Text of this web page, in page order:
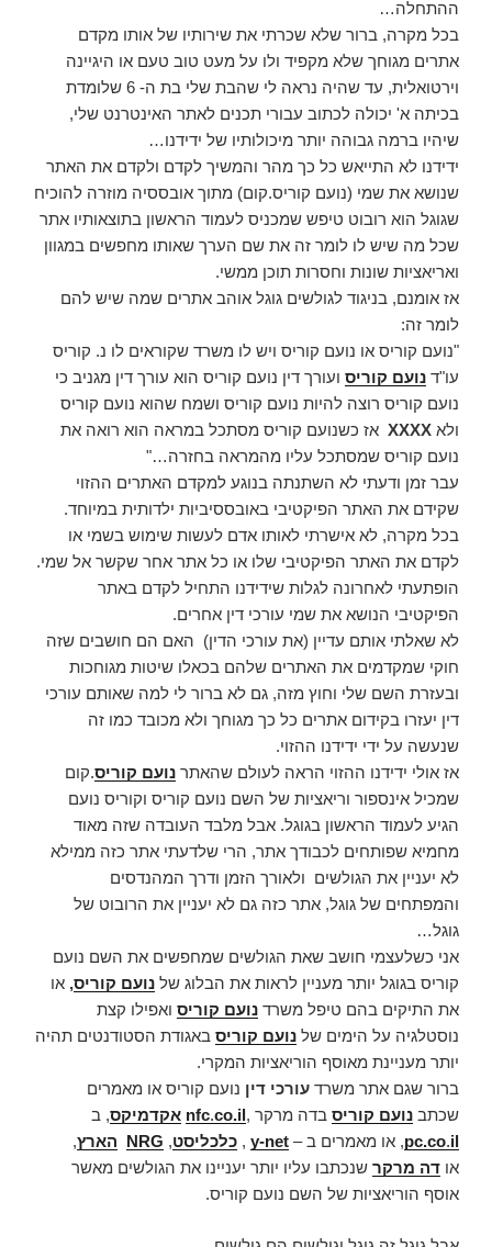
ההתחלה…
בכל מקרה, ברור שלא שכרתי את שירותיו של אותו מקדם
אתרים מגוחך שלא מקפיד ולו על מעט טוב טעם או היגיינה
וירטואלית, עד שהיה נראה לי שהבת שלי בת ה- 6 שלומדת
בכיתה א' יכולה לכתוב עבורי תכנים לאתר האינטרנט שלי,
שיהיו ברמה גבוהה יותר מיכולותיו של ידידנו…
ידידנו לא התייאש כל כך מהר והמשיך לקדם ולקדם את האתר
שנושא את שמי (נועם קוריס.קום) מתוך אובססיה מוזרה להוכיח
שגוגל הוא רובוט טיפש שמכניס לעמוד הראשון בתוצאותיו אתר
שכל מה שיש לו לומר זה את שם הערך שאותו מחפשים במגוון
ואריאציות שונות וחסרות תוכן ממשי.
אז אומנם, בניגוד לגולשים גוגל אוהב אתרים שמה שיש להם
לומר זה:
"נועם קוריס או נועם קוריס ויש לו משרד שקוראים לו נ. קוריס
עו"ד נועם קוריס ועורך דין נועם קוריס הוא עורך דין מגניב כי
נועם קוריס רוצה להיות נועם קוריס ושמח שהוא נועם קוריס
ולא XXXX אז כשנועם קוריס מסתכל במראה הוא רואה את
נועם קוריס שמסתכל עליו מהמראה בחזרה…"
עבר זמן ודעתי לא השתנתה בנוגע למקדם האתרים ההזוי
שקידם את האתר הפיקטיבי באובססיביות ילדותית במיוחד.
בכל מקרה, לא אישרתי לאותו אדם לעשות שימוש בשמי או
לקדם את האתר הפיקטיבי שלו או כל אתר אחר שקשר אל שמי.
הופתעתי לאחרונה לגלות שידידנו התחיל לקדם באתר
הפיקטיבי הנושא את שמי עורכי דין אחרים.
לא שאלתי אותם עדיין (את עורכי הדין) האם הם חושבים שזה
חוקי שמקדמים את האתרים שלהם בכאלו שיטות מגוחכות
ובעזרת השם שלי וחוץ מזה, גם לא ברור לי למה שאותם עורכי
דין יעזרו בקידום אתרים כל כך מגוחך ולא מכובד כמו זה
שנעשה על ידי ידידנו ההזוי.
אז אולי ידידנו ההזוי הראה לעולם שהאתר נועם קוריס.קום
שמכיל אינספור וריאציות של השם נועם קוריס וקוריס נועם
הגיע לעמוד הראשון בגוגל. אבל מלבד העובדה שזה מאוד
מחמיא שפותחים לכבודך אתר, הרי שלדעתי אתר כזה ממילא
לא יעניין את הגולשים ולאורך הזמן ודרך המהנדסים
והמפתחים של גוגל, אתר כזה גם לא יעניין את הרובוט של
גוגל…
אני כשלעצמי חושב שאת הגולשים שמחפשים את השם נועם
קוריס בגוגל יותר מעניין לראות את הבלוג של נועם קוריס, או
את התיקים בהם טיפל משרד נועם קוריס ואפילו קצת
נוסטלגיה על הימים של נועם קוריס באגודת הסטודנטים תהיה
יותר מעניינת מאוסף הוריאציות המקרי.
ברור שגם אתר משרד עורכי דין נועם קוריס או מאמרים
שכתב נועם קוריס בדה מרקר , nfc.co.il אקדמיקס, ב
pc.co.il , או מאמרים ב – y-net
, כלכליסט,
NRG הארץ,
או דה מרקר שנכתבו עליו יותר יעניינו את הגולשים מאשר
אוסף הוריאציות של השם נועם קוריס.